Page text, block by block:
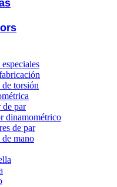
torsión
par
dinamométrico
de par
mano